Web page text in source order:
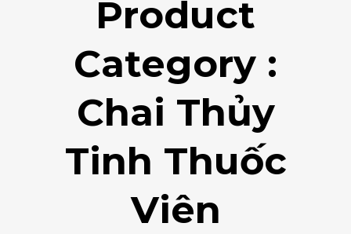
Product
Category :
Chai Thủy
Tinh Thuốc
Viên